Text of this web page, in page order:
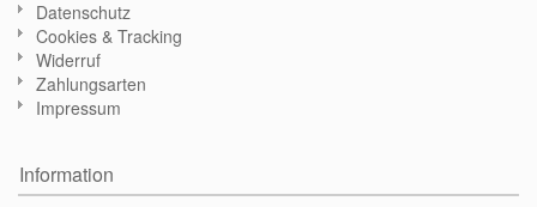
Datenschutz
Cookies & Tracking
Widerruf
Zahlungsarten
Impressum
Information